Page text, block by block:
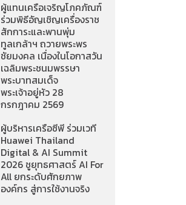
ผู้แทนเครือเจริญโภคภัณฑ์
ร่วมพิธีอัญเชิญเครื่องราช
สักการะและพานพุ่ม
ทูลเกล้าฯ ถวายพระพร
ชัยมงคล เนื่องในโอกาสวัน
เฉลิมพระชนมพรรษา
พระบาทสมเด็จ
พระเจ้าอยู่หัว 28
กรกฎาคม 2569
ผู้บริหารเครือซีพี ร่วมเวที
Huawei Thailand
Digital & AI Summit
2026 ชูยุทธศาสตร์ AI For
All ยกระดับศักยภาพ
องค์กร สู่การใช้งานจริง